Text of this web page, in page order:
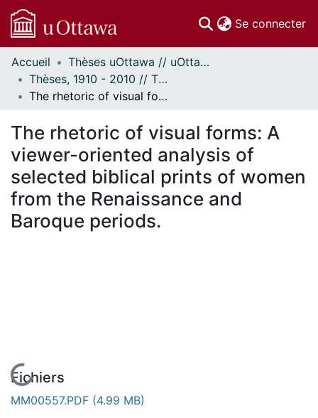
Se connecter
Communautés
et collections
Parcourir
À propos
Accueil
Thèses uOttawa // uOttawa Theses
Thèses, 1910 - 2010 // Theses, 1910 - 2010
The rhetoric of visual forms: A viewer-oriented analysis of selected biblical prints of women from the Renaissance and Baroque periods.
The rhetoric of visual forms: A
viewer-oriented analysis of
selected biblical prints of women
from the Renaissance and
Baroque periods.
En cours de chargement...
Fichiers
MM00557.PDF (4.99 MB)